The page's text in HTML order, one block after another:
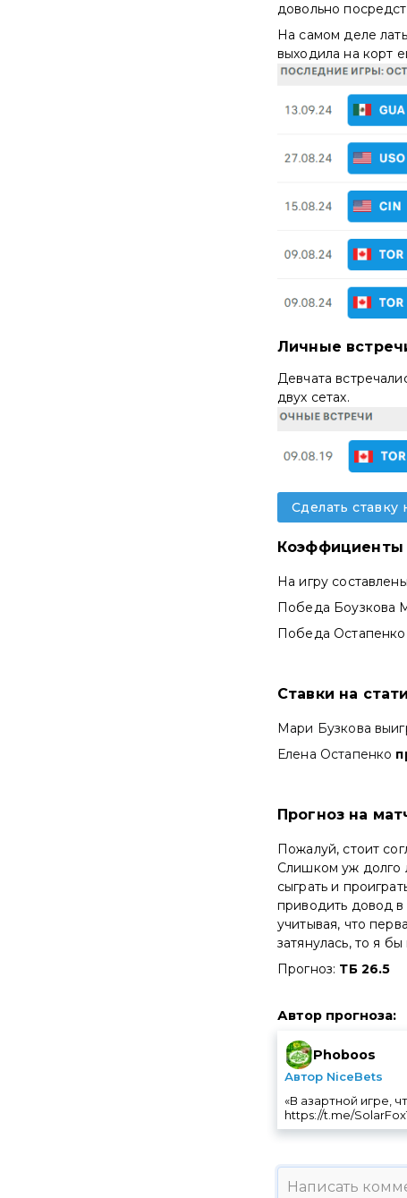
довольно
На самом деле
выходила на корт
Личные
Девчата
двух сетах.
Сделать ставку
Коэффициенты
На игру
Победа Боузкова
Победа
Ставки на
Мари Бузкова
Елена Остапенко
Прогноз на
Пожалуй, стоит
Слишком уж долго
сыграть и
приводить довод
учитывая, что
затянулась, то я
Прогноз: ТБ 26.5
Автор прогноза:
Phoboos
Автор NiceBets
«В азартной игре,
https://t.me/